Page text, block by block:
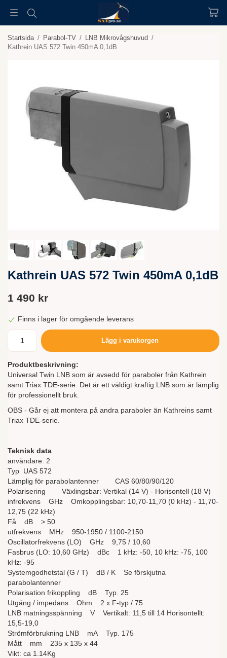
Startsida / Parabol-TV / LNB Mikrovågshuvud /
Kathrein UAS 572 Twin 450mA 0,1dB
Kathrein UAS 572 Twin 450mA 0,1dB
1 490 kr
Finns i lager för omgående leverans
Lägg i varukorgen
Produktbeskrivning:
Universal Twin LNB som är avsedd för paraboler från Kathrein
samt Triax TDE-serie. Det är ett väldigt kraftig LNB som är lämplig
för professionellt bruk.
OBS - Går ej att montera på andra paraboler än Kathreins samt
Triax TDE-serie.
Teknisk data
användare: 2
Typ UAS 572
Lämplig för parabolantenner CAS 60/80/90/120
Polarisering Växlingsbar: Vertikal (14 V) - Horisontell (18 V)
infrekvens GHz Omkopplingsbar: 10,70-11,70 (0 kHz) - 11,70-
12,75 (22 kHz)
Få dB > 50
utfrekvens MHz 950-1950 / 1100-2150
Oscillatorfrekvens (LO) GHz 9,75 / 10,60
Fasbrus (LO: 10,60 GHz) dBc 1 kHz: -50, 10 kHz: -75, 100
kHz: -95
Systemgodhetstal (G / T) dB / K Se förskjutna
parabolantenner
Polarisation frikoppling dB Typ. 25
Utgång / impedans Ohm 2 x F-typ / 75
LNB matningsspänning V Vertikalt: 11,5 till 14 Horisontellt:
15,5-19,0
Strömförbrukning LNB mA Typ. 175
Mått mm 235 x 135 x 44
Vikt: ca 1.14Kg